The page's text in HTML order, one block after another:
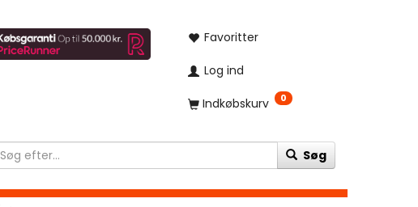
Favoritter
Log ind
Indkøbskurv 0
Søg